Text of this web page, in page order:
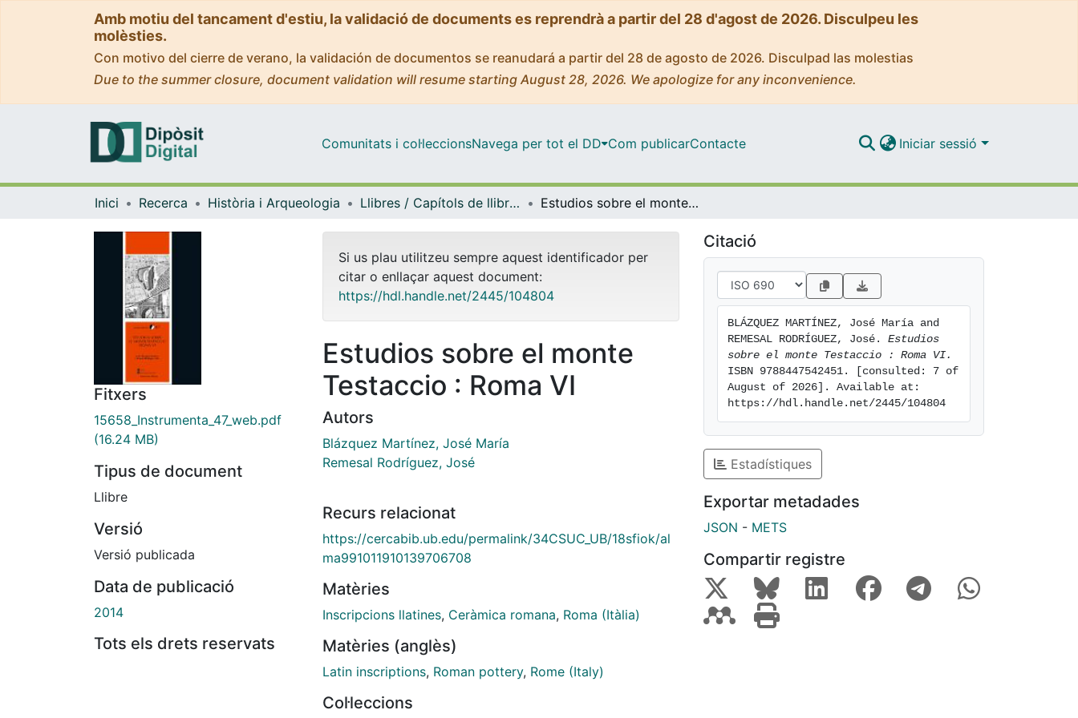
Amb motiu del tancament d'estiu, la validació de documents es reprendrà a partir del 28 d'agost de 2026. Disculpeu les
molèsties.
Con motivo del cierre de verano, la validación de documentos se reanudará a partir del 28 de agosto de 2026. Disculpad las molestias
Due to the summer closure, document validation will resume starting August 28, 2026. We apologize for any inconvenience.
Comunitats i col·leccionsNavega per tot el DD Com publicarContacte Iniciar sessió
Inici Recerca Història i Arqueologia Llibres / Capítols de llibre (Història i Arqueologia) Estudios sobre el monte Testaccio : Roma VI
Fitxers
15658_Instrumenta_47_web.pdf
(16.24 MB)
Tipus de document
Llibre
Versió
Versió publicada
Data de publicació
2014
Tots els drets reservats
Si us plau utilitzeu sempre aquest identificador per
citar o enllaçar aquest document:
https://hdl.handle.net/2445/104804
Estudios sobre el monte
Testaccio : Roma VI
Autors
Blázquez Martínez, José María
Remesal Rodríguez, José
Recurs relacionat
https://cercabib.ub.edu/permalink/34CSUC_UB/18sfiok/al
ma991011910139706708
Matèries
Inscripcions llatines, Ceràmica romana, Roma (Itàlia)
Matèries (anglès)
Latin inscriptions, Roman pottery, Rome (Italy)
Col·leccions
Citació
BLÁZQUEZ MARTÍNEZ, José María and
REMESAL RODRÍGUEZ, José. Estudios
sobre el monte Testaccio : Roma VI.
ISBN 9788447542451. [consulted: 7 of
August of 2026]. Available at:
https://hdl.handle.net/2445/104804
Estadístiques
Exportar metadades
JSON - METS
Compartir registre